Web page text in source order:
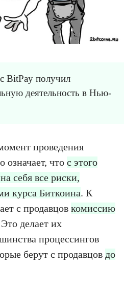
BitPay получил
деятельность в Нью-
проведения
означает, что с этого
себя все риски,
курса Биткоина. К
с продавцов комиссию
делает их
процессингов
берут с продавцов до